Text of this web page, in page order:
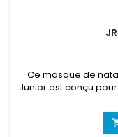
Ce masque de
Junior est conçu